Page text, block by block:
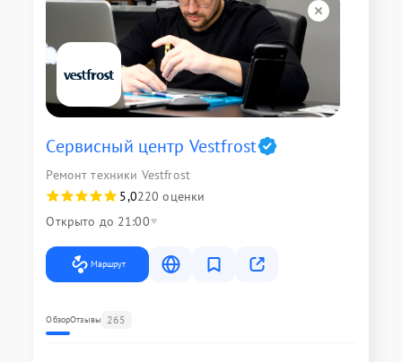
Сервисный центр Vestfrost
Ремонт техники Vestfrost
5,0220 оценки
Открыто до 21:00
Маршрут
ОбзорОтзывы 265